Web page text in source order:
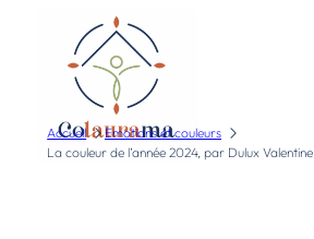
Accueil
Emotions et couleurs
La couleur de l’année 2024, par Dulux Valentine